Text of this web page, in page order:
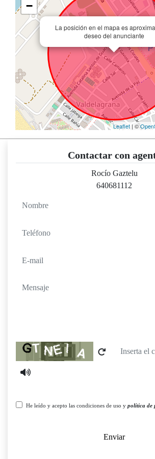
La posición en el mapa es
deseo del anunciante
−
Leaflet | ©
Contactar con
Rocío Gaztelu
640681112
nombre
teléfono
e-mail
mensaje
Captcha
He leído y acepto las condiciones de uso y política de
Enviar